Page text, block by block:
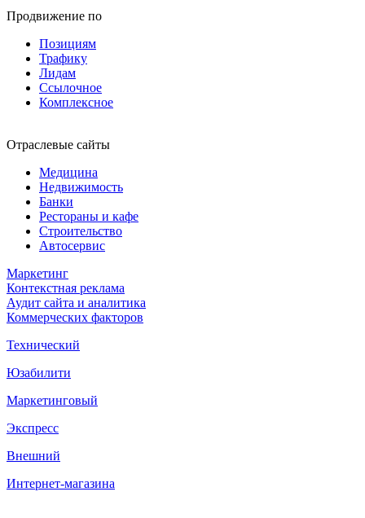
Продвижение по
Позициям
Трафику
Лидам
Ссылочное
Комплексное
Отраслевые сайты
Медицина
Недвижимость
Банки
Рестораны и кафе
Строительство
Автосервис
Маркетинг
Контекстная реклама
Аудит сайта и аналитика
Коммерческих факторов
Технический
Юзабилити
Маркетинговый
Экспресс
Внешний
Интернет-магазина